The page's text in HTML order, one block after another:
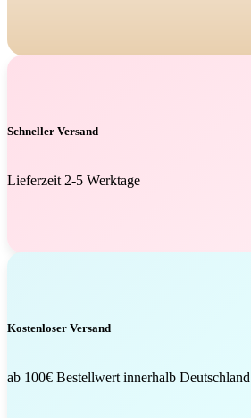
Schneller Versand
Lieferzeit 2-5 Werktage
Kostenloser Versand
ab 100€ Bestellwert innerhalb Deutschland